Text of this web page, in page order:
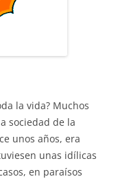
la vida? Muchos
sociedad de la
unos años, era
unas idílicas
en paraísos